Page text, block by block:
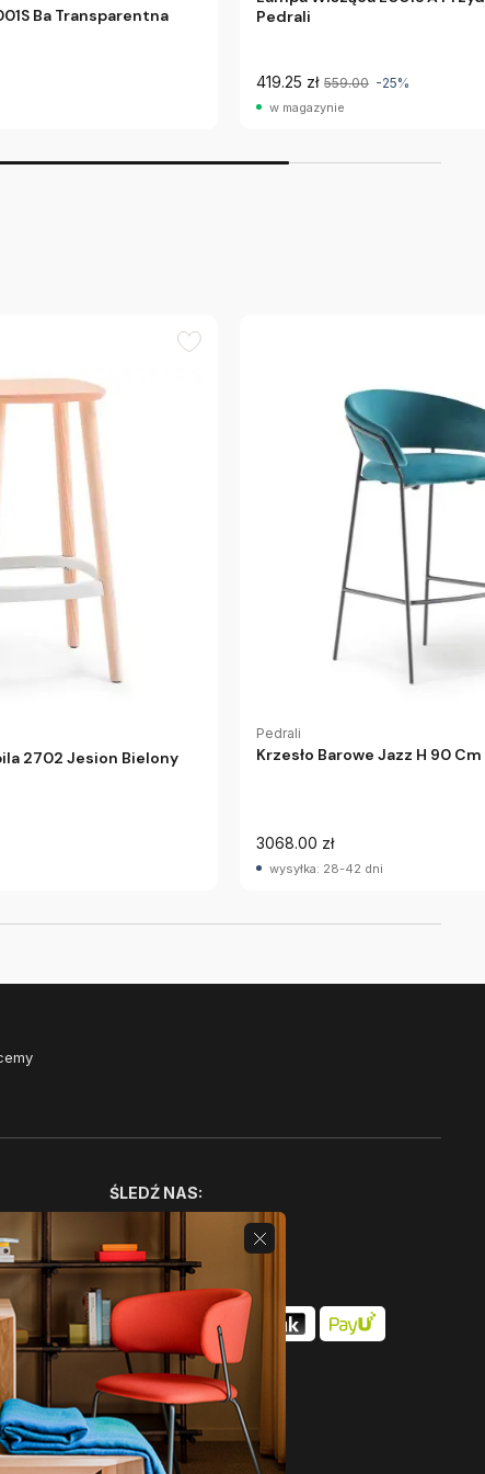
Ba Transparentna
Pedrali
419.25 zł 559.00 -25%
w magazynie
2702 Jesion Bielony
Pedrali
Krzesło Barowe Jazz H 90
3068.00 zł
wysyłka: 28-42 dni
ŚLEDŹ NAS: